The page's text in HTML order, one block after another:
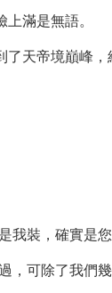
滿是無語。
天帝境巔峰，
我裝，確實是
，可除了我們